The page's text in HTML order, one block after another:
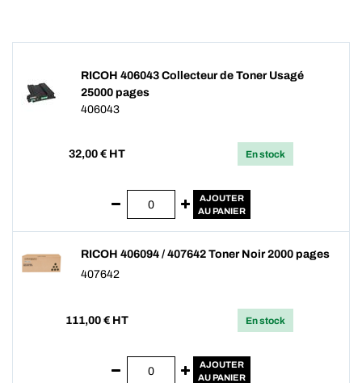
RICOH 406043 Collecteur de Toner Usagé
25000 pages
406043
32,00 € HT En stock
AJOUTER
AU PANIER
RICOH 406094 / 407642 Toner Noir 2000 pages
407642
111,00 € HT En stock
AJOUTER
AU PANIER